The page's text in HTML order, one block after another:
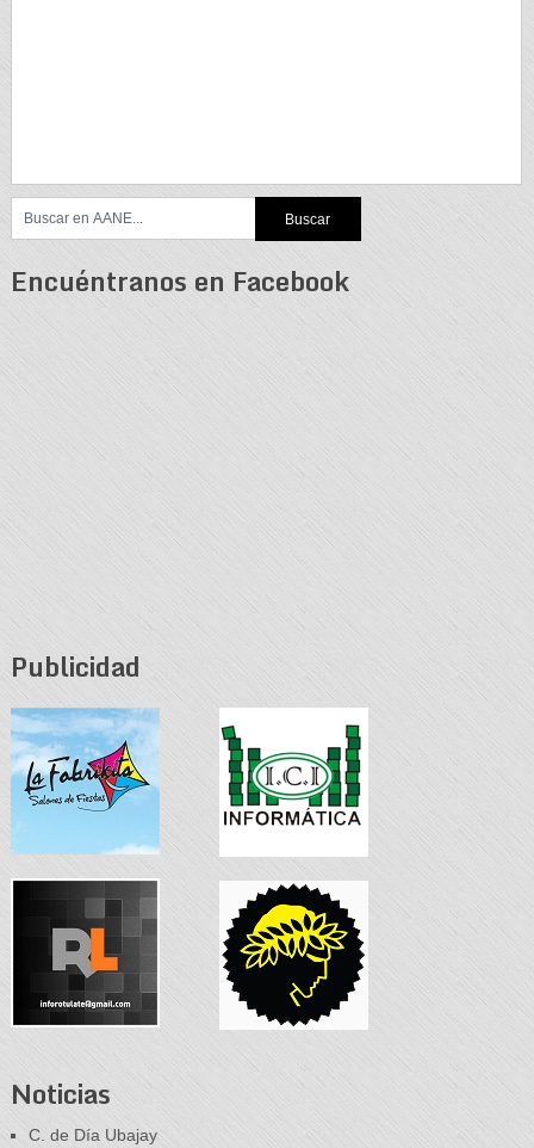
Encuéntranos en Facebook
Publicidad
Noticias
C. de Día Ubajay